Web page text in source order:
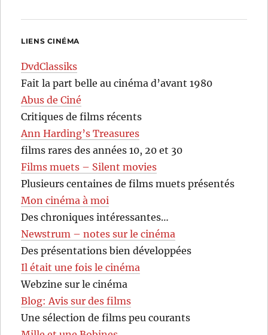
LIENS CINÉMA
DvdClassiks
Fait la part belle au cinéma d’avant 1980
Abus de Ciné
Critiques de films récents
Ann Harding’s Treasures
films rares des années 10, 20 et 30
Films muets – Silent movies
Plusieurs centaines de films muets présentés
Mon cinéma à moi
Des chroniques intéressantes…
Newstrum – notes sur le cinéma
Des présentations bien développées
Il était une fois le cinéma
Webzine sur le cinéma
Blog: Avis sur des films
Une sélection de films peu courants